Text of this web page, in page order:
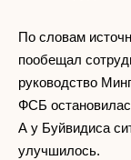
По словам
пообещал
руководство
ФСБ
А у Буйвидиса
улучшилось.